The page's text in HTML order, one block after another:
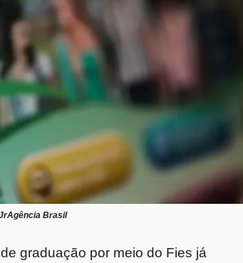
Brasil
graduação por meio do Fies já